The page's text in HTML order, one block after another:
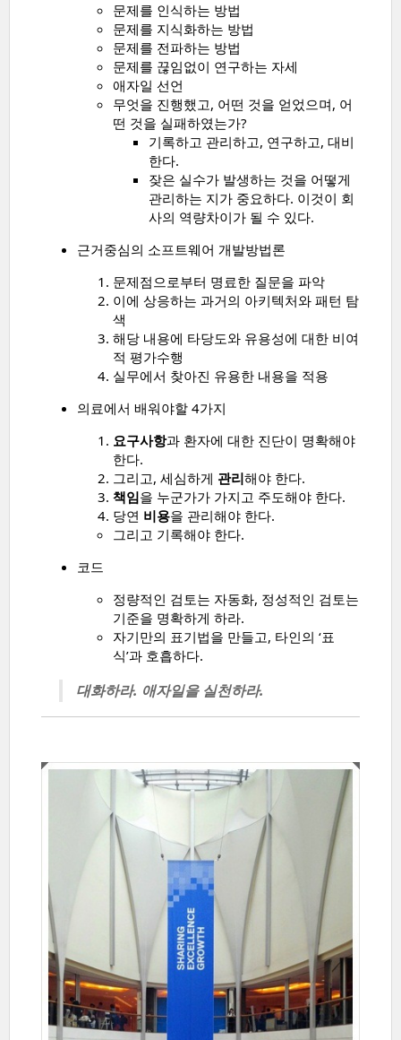
문제를 인식하는 방법
문제를 지식화하는 방법
문제를 전파하는 방법
문제를 끊임없이 연구하는 자세
애자일 선언
무엇을 진행했고, 어떤 것을 얻었으며, 어
떤 것을 실패하였는가?
기록하고 관리하고, 연구하고, 대비
한다.
잦은 실수가 발생하는 것을 어떻게
관리하는 지가 중요하다. 이것이 회
사의 역량차이가 될 수 있다.
근거중심의 소프트웨어 개발방법론
문제점으로부터 명료한 질문을 파악
이에 상응하는 과거의 아키텍처와 패턴 탐
색
해당 내용에 타당도와 유용성에 대한 비여
적 평가수행
실무에서 찾아진 유용한 내용을 적용
의료에서 배워야할 4가지
요구사항과 환자에 대한 진단이 명확해야
한다.
그리고, 세심하게 관리해야 한다.
책임을 누군가가 가지고 주도해야 한다.
당연 비용을 관리해야 한다.
그리고 기록해야 한다.
코드
정량적인 검토는 자동화, 정성적인 검토는
기준을 명확하게 하라.
자기만의 표기법을 만들고, 타인의 ‘표
식’과 호흡하다.
대화하라. 애자일을 실천하라.